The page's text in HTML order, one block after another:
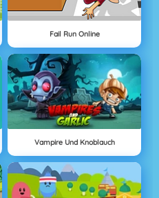
Fail Run Online
Vampire Und Knoblauch